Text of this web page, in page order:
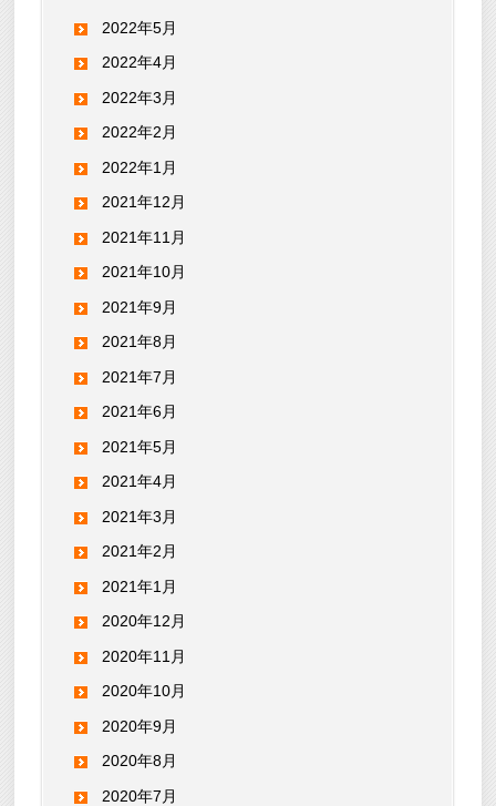
2022年5月
2022年4月
2022年3月
2022年2月
2022年1月
2021年12月
2021年11月
2021年10月
2021年9月
2021年8月
2021年7月
2021年6月
2021年5月
2021年4月
2021年3月
2021年2月
2021年1月
2020年12月
2020年11月
2020年10月
2020年9月
2020年8月
2020年7月